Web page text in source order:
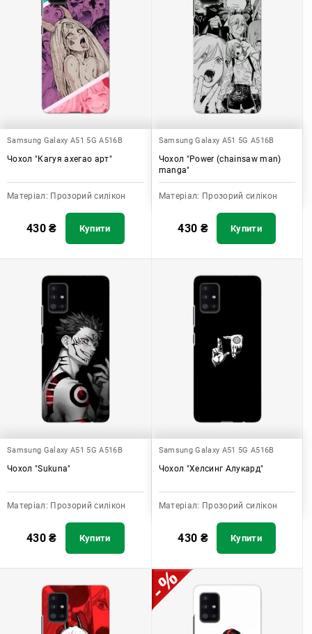
Samsung Galaxy A51 5G A516B
Чохол "Кагуя ахегао арт"
Матеріал: Прозорий силікон
430₴ Купити
Samsung Galaxy A51 5G A516B
Чохол "Power (chainsaw man)
manga"
Матеріал: Прозорий силікон
430 ₴ Купити
Samsung Galaxy A51 5G A516B
Чохол "Sukuna"
Матеріал: Прозорий силікон
430₴ Купити
Samsung Galaxy A51 5G A516B
Чохол "Хелсинг Алукард"
Матеріал: Прозорий силікон
430 ₴ Купити